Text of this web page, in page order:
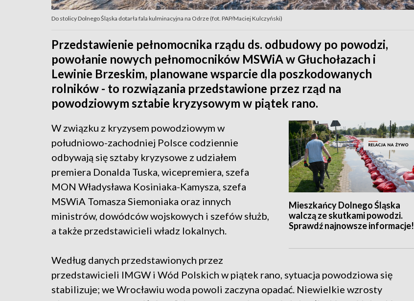
Do stolicy Dolnego Śląska dotarła fala kulminacyjna na Odrze (fot. PAP/Maciej Kulczyński)
Przedstawienie pełnomocnika rządu ds. odbudowy po powodzi,
powołanie nowych pełnomocników MSWiA w Głuchołazach i
Lewinie Brzeskim, planowane wsparcie dla poszkodowanych
rolników - to rozwiązania przedstawione przez rząd na
powodziowym sztabie kryzysowym w piątek rano.
Mieszkańcy Dolnego Śląska
walczą ze skutkami powodzi.
Sprawdź najnowsze informacje!
W związku z kryzysem powodziowym w
południowo-zachodniej Polsce codziennie
odbywają się sztaby kryzysowe z udziałem
premiera Donalda Tuska, wicepremiera, szefa
MON Władysława Kosiniaka-Kamysza, szefa
MSWiA Tomasza Siemoniaka oraz innych
ministrów, dowódców wojskowych i szefów służb,
a także przedstawicieli władz lokalnych.
Według danych przedstawionych przez
przedstawicieli IMGW i Wód Polskich w piątek rano, sytuacja powodziowa się
stabilizuje; we Wrocławiu woda powoli zaczyna opadać. Niewielkie wzrosty